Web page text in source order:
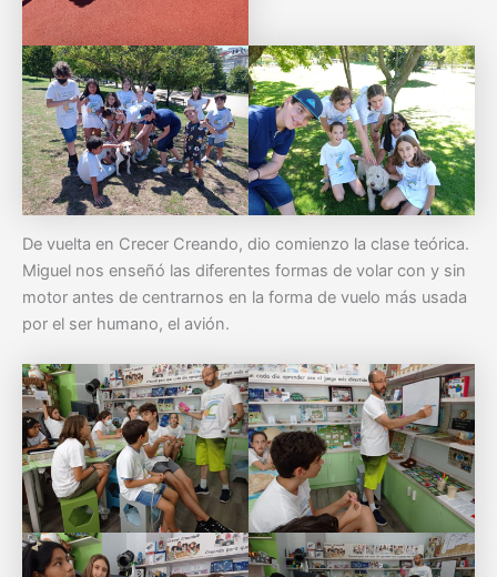
De vuelta en Crecer Creando, dio comienzo la clase teórica.
Miguel nos enseñó las diferentes formas de volar con y sin
motor antes de centrarnos en la forma de vuelo más usada
por el ser humano, el avión.